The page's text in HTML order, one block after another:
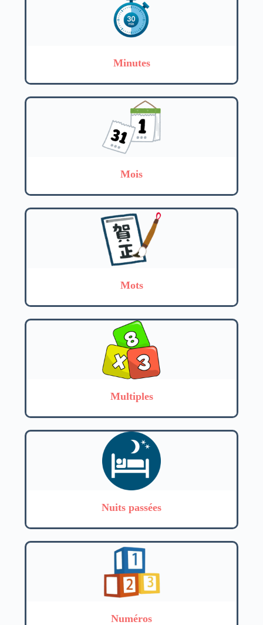
Minutes
Mois
Mots
Multiples
Nuits passées
Numéros